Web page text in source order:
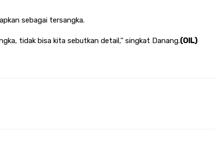
sebagai tersangka.
tidak bisa kita sebutkan detail,’’ singkat Danang.(OIL)